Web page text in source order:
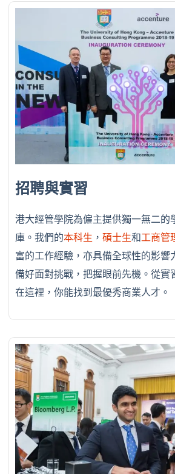
招聘與實習
港大經管學院為僱主提供獨一無二的
庫。我們的本科生 ， 碩士生和工商管
富的工作經驗，亦具備全球性的影響
備好面對挑戰，把握眼前先機。 從實
在這裡，你能找到最優秀商業人才。